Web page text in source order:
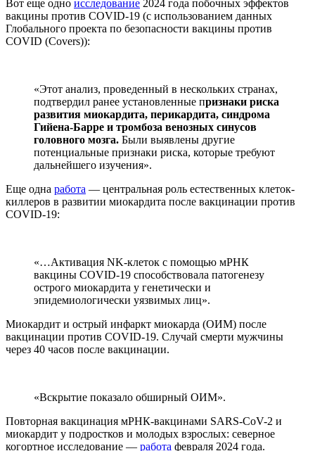
Вот еще одно исследование 2024 года побочных эффектов
вакцины против COVID-19 (с использованием данных
Глобального проекта по безопасности вакцины против
COVID (Covers)):
«Этот анализ, проведенный в нескольких странах,
подтвердил ранее установленные признаки риска
развития миокардита, перикардита, синдрома
Гийена-Барре и тромбоза венозных синусов
головного мозга. Были выявлены другие
потенциальные признаки риска, которые требуют
дальнейшего изучения».
Еще одна работа — центральная роль естественных клеток-
киллеров в развитии миокардита после вакцинации против
COVID-19:
«…Активация NK-клеток с помощью мРНК
вакцины COVID-19 способствовала патогенезу
острого миокардита у генетически и
эпидемиологически уязвимых лиц».
Миокардит и острый инфаркт миокарда (ОИМ) после
вакцинации против COVID-19. Случай смерти мужчины
через 40 часов после вакцинации.
«Вскрытие показало обширный ОИМ».
Повторная вакцинация мРНК-вакцинами SARS-CoV-2 и
миокардит у подростков и молодых взрослых: северное
когортное исследование — работа февраля 2024 года.